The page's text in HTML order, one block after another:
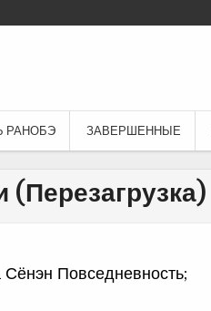
РАНОБЭ ЗАВЕРШЕННЫЕ
Повседневность;